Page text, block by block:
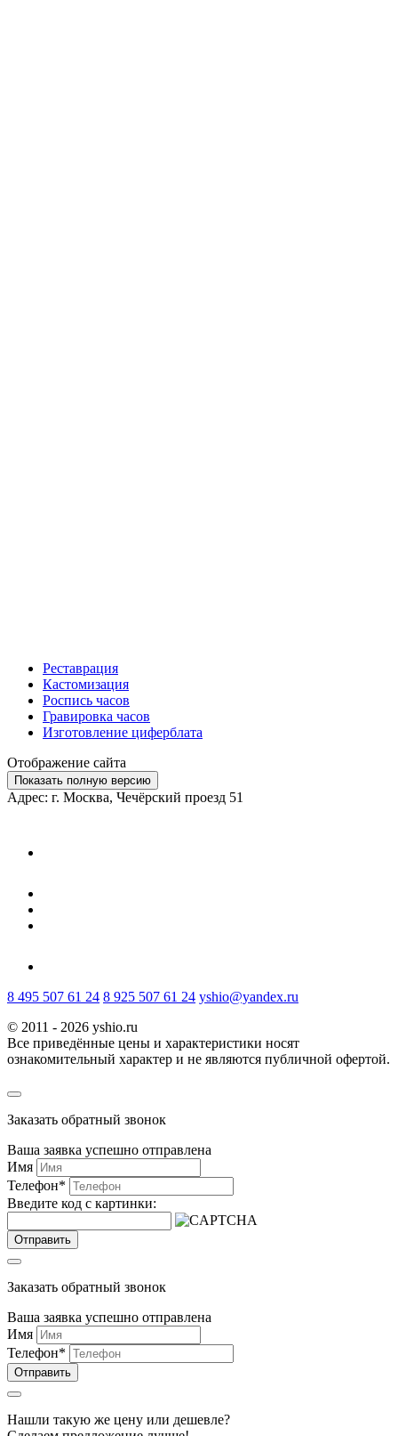
Реставрация
Кастомизация
Роспись часов
Гравировка часов
Изготовление циферблата
Отображение сайта
Показать полную версию
Адрес: г. Москва, Чечёрский проезд 51
8 495 507 61 24 8 925 507 61 24 yshio@yandex.ru
© 2011 - 2026 yshio.ru
Все приведённые цены и характеристики носят
ознакомительный характер и не являются публичной офертой.
Заказать обратный звонок
Ваша заявка успешно отправлена
Имя
Телефон*
Введите код с картинки:
Отправить
Заказать обратный звонок
Ваша заявка успешно отправлена
Имя
Телефон*
Отправить
Нашли такую же цену или дешевле?